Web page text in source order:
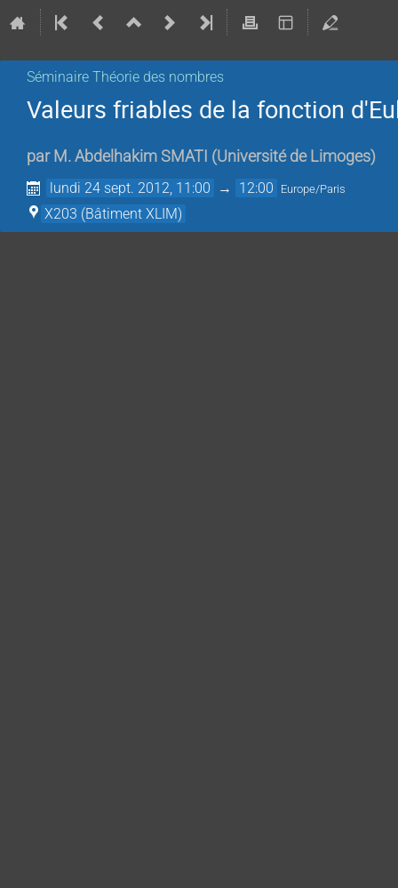
Séminaire Théorie des nombres
Valeurs friables de la fonction
par M. Abdelhakim SMATI (Université de Limoges)
lundi 24 sept. 2012, 11:00 → 12:00 Europe/Paris
X203 (Bâtiment XLIM)